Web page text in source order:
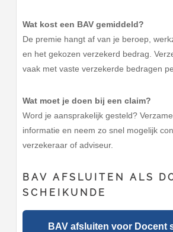
Wat kost een BAV gemiddeld?
De premie hangt af van je beroep,
en het gekozen verzekerd bedrag.
vaak met vaste verzekerde bedragen
Wat moet je doen bij een claim?
Word je aansprakelijk gesteld?
informatie en neem zo snel mogelijk
verzekeraar of adviseur.
BAV AFSLUITEN ALS
SCHEIKUNDE
BAV afsluiten voor Docent